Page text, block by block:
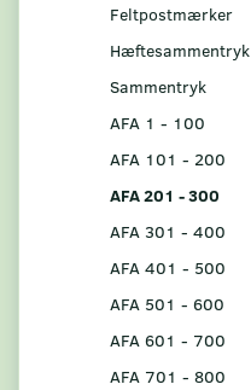
Feltpostmærker
Hæftesammentryk
Sammentryk
AFA 1 - 100
AFA 101 - 200
AFA 201 - 300
AFA 301 - 400
AFA 401 - 500
AFA 501 - 600
AFA 601 - 700
AFA 701 - 800